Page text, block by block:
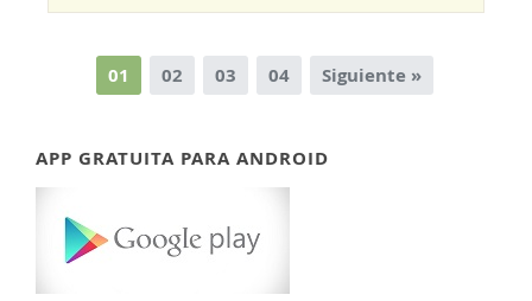
01 02 03 04 Siguiente »
APP GRATUITA PARA ANDROID